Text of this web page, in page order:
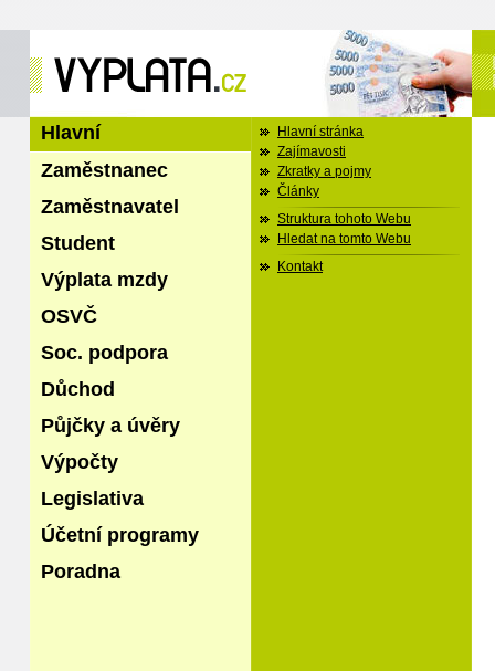
Hlavní
Zaměstnanec
Zaměstnavatel
Student
Výplata mzdy
OSVČ
Soc. podpora
Důchod
Půjčky a úvěry
Výpočty
Legislativa
Účetní programy
Poradna
Hlavní stránka
Zajímavosti
Zkratky a pojmy
Články
Struktura tohoto Webu
Hledat na tomto Webu
Kontakt